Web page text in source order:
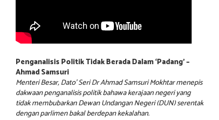
Penganalisis Politik Tidak Berada Dalam ‘Padang’ –
Ahmad Samsuri
Menteri Besar, Dato’ Seri Dr Ahmad Samsuri Mokhtar menepis
dakwaan penganalisis politik bahawa kerajaan negeri yang
tidak membubarkan Dewan Undangan Negeri (DUN) serentak
dengan parlimen bakal berdepan kekalahan.